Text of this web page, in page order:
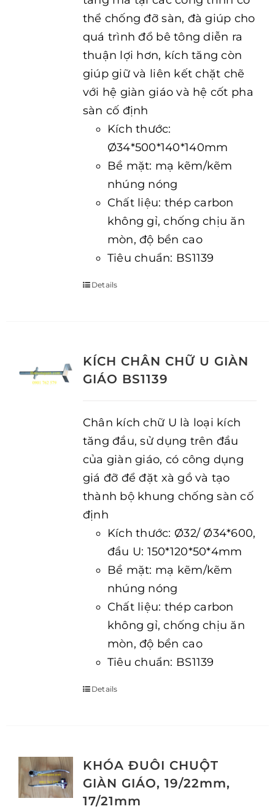
thể chống đỡ sàn, đà giúp cho
quá trình đổ bê tông diễn ra
thuận lợi hơn, kích tăng còn
giúp giữ và liên kết chặt chẽ
với hệ giàn giáo và hệ cốt pha
sàn cố định
Kích thước:
Ø34*500*140*140mm
Bề mặt: mạ kẽm/kẽm
nhúng nóng
Chất liệu: thép carbon
không gỉ, chống chịu ăn
mòn, độ bền cao
Tiêu chuẩn: BS1139
Details
KÍCH CHÂN CHỮ U GIÀN
GIÁO BS1139
Chân kích chữ U là loại kích
tăng đầu, sử dụng trên đầu
của giàn giáo, có công dụng
giá đỡ để đặt xà gồ và tạo
thành bộ khung chống sàn cố
định
Kích thước: Ø32/ Ø34*600,
đầu U: 150*120*50*4mm
Bề mặt: mạ kẽm/kẽm
nhúng nóng
Chất liệu: thép carbon
không gỉ, chống chịu ăn
mòn, độ bền cao
Tiêu chuẩn: BS1139
Details
KHÓA ĐUÔI CHUỘT
GIÀN GIÁO, 19/22mm,
17/21mm